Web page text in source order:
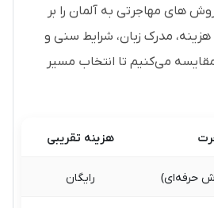
های مهاجرتی به آلمان را بر
مدرک زبان، شرایط سنی و
می‌کنیم تا انتخاب مسیر
هزینه تقریبی
حرفه‌ای) رایگان